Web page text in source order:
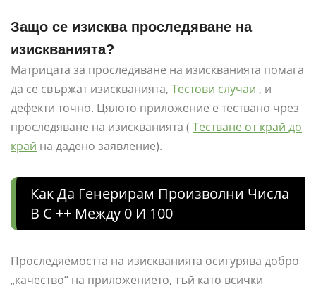
Защо се изисква проследяване на
изискванията?
Матрицата за проследяване на изискванията помага
да се свържат изискванията, Тестови случаи , и
дефекти точно. Цялото приложение е тествано чрез
проследяване на изискванията ( Тестване от край до
край на дадено заявление).
Как Да Генерирам Произволни Числа
В C ++ Между 0 И 100
Проследяемостта на изискванията осигурява добро
„качество“ на приложението, тъй като всички